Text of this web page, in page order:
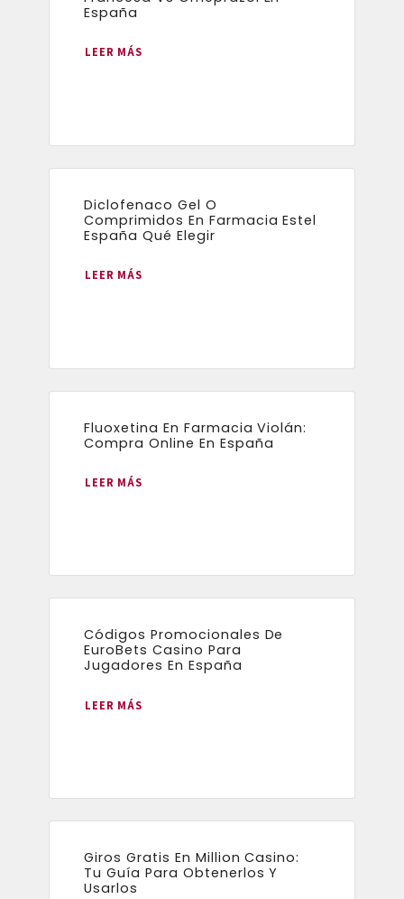
España
LEER MÁS
Diclofenaco Gel O
Comprimidos En Farmacia Estel
España Qué Elegir
LEER MÁS
Fluoxetina En Farmacia Violán:
Compra Online En España
LEER MÁS
Códigos Promocionales De
EuroBets Casino Para
Jugadores En España
LEER MÁS
Giros Gratis En Million Casino:
Tu Guía Para Obtenerlos Y
Usarlos